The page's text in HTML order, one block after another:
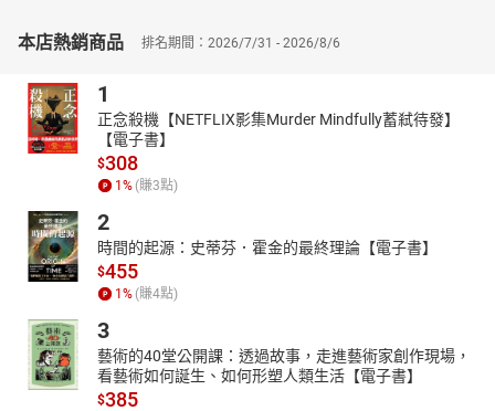
本店熱銷商品 排名期間：2026/7/31 - 2026/8/6
1
正念殺機【NETFLIX影集Murder Mindfully蓄弒待發】
【電子書】
$308
1 % (賺3點)
2
時間的起源：史蒂芬．霍金的最終理論【電子書】
$455
1 % (賺4點)
3
藝術的40堂公開課：透過故事，走進藝術家創作現場，
看藝術如何誕生、如何形塑人類生活【電子書】
$385